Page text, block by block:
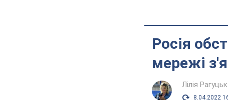
Росія
мережі
Лілія
8.04.2022